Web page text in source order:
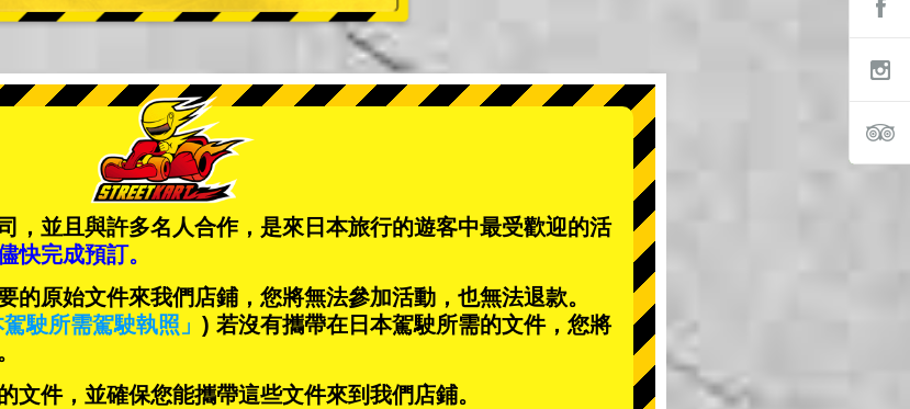
，並且與許多名人合作，是來日本旅行的遊客中最受歡迎的活
快完成預訂。
的原始文件來我們店鋪，您將無法參加活動，也無法退款。
駕駛所需駕駛執照」 ) 若沒有攜帶在日本駕駛所需的文件，您將
文件，並確保您能攜帶這些文件來到我們店鋪。